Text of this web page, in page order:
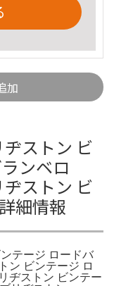
加
ストン ビ
ンベロ
ストン ビ
細情報
テージ ロードバ
ン ビンテージ ロ
ヂストン ビンテー